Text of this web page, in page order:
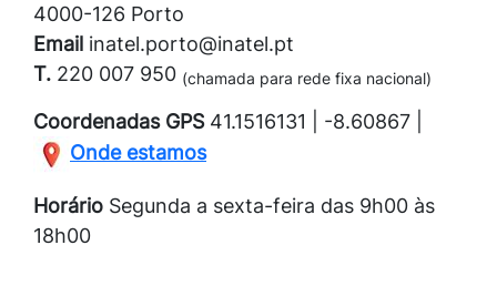
4000-126 Porto
Email inatel.porto@inatel.pt
T. 220 007 950 (chamada para rede fixa nacional)
Coordenadas GPS 41.1516131 | -8.60867 |
Onde estamos
Horário Segunda a sexta-feira das 9h00 às
18h00